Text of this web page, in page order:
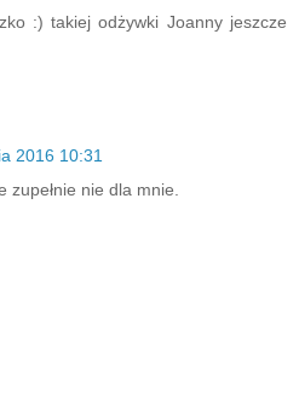
:) takiej odżywki Joanny jeszcze
2016 10:31
nie dla mnie.